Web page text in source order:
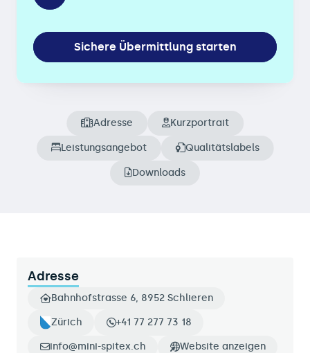
Sichere Übermittlung starten
Adresse Kurzportrait
Leistungsangebot Qualitätslabels
Downloads
Adresse
Bahnhofstrasse 6, 8952 Schlieren
Zürich +41 77 277 73 18
info@mini-spitex.ch Website anzeigen